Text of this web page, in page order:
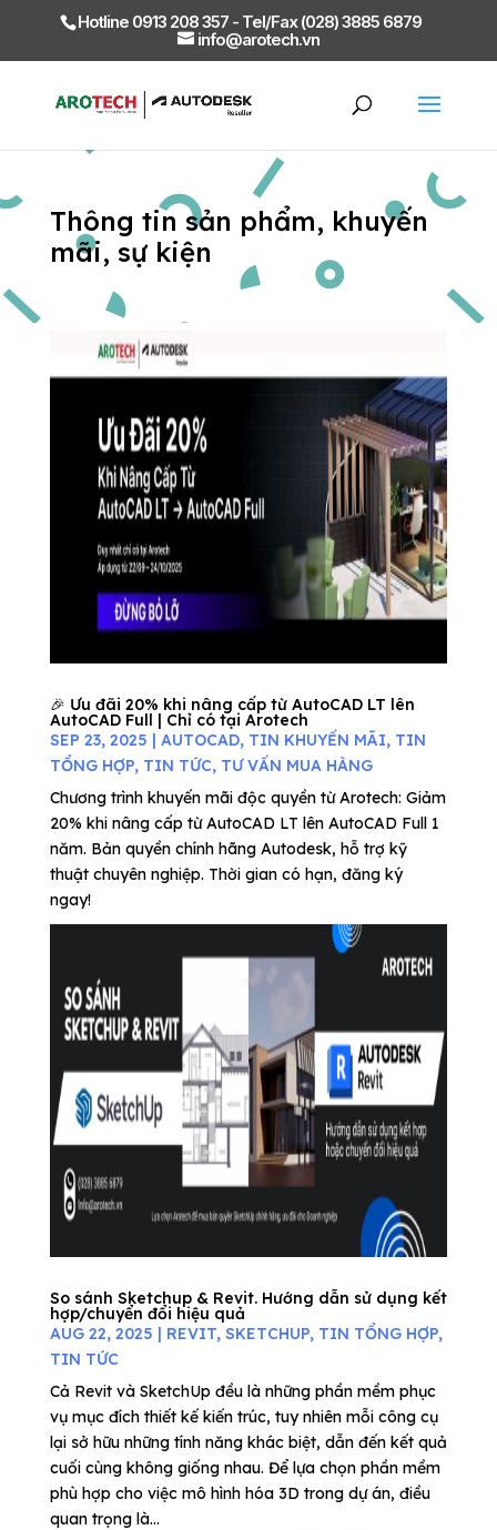
Hotline 0913 208 357 - Tel/Fax (028) 3885 6879
info@arotech.vn
Thông tin sản phẩm, khuyến
mãi, sự kiện
🎉 Ưu đãi 20% khi nâng cấp từ AutoCAD LT lên
AutoCAD Full | Chỉ có tại Arotech
SEP 23, 2025 | AUTOCAD, TIN KHUYẾN MÃI, TIN
TỔNG HỢP, TIN TỨC, TƯ VẤN MUA HÀNG
Chương trình khuyến mãi độc quyền từ Arotech: Giảm
20% khi nâng cấp từ AutoCAD LT lên AutoCAD Full 1
năm. Bản quyền chính hãng Autodesk, hỗ trợ kỹ
thuật chuyên nghiệp. Thời gian có hạn, đăng ký
ngay!
So sánh Sketchup & Revit. Hướng dẫn sử dụng kết
hợp/chuyển đổi hiệu quả
AUG 22, 2025 | REVIT, SKETCHUP, TIN TỔNG HỢP,
TIN TỨC
Cả Revit và SketchUp đều là những phần mềm phục
vụ mục đích thiết kế kiến trúc, tuy nhiên mỗi công cụ
lại sở hữu những tính năng khác biệt, dẫn đến kết quả
cuối cùng không giống nhau. Để lựa chọn phần mềm
phù hợp cho việc mô hình hóa 3D trong dự án, điều
quan trọng là...